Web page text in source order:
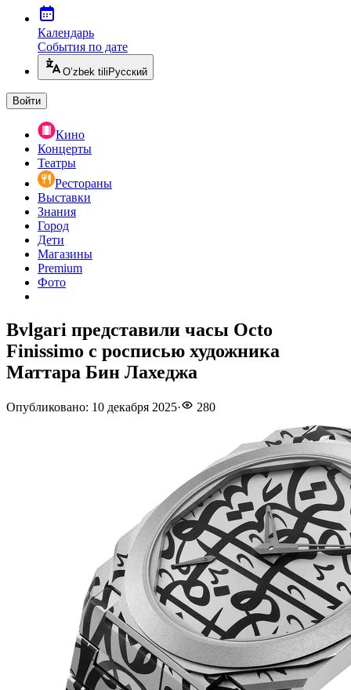
Календарь
События по дате
O’zbek tili Русский
Войти
Кино
Концерты
Театры
Рестораны
Выставки
Знания
Город
Дети
Магазины
Premium
Фото
Bvlgari представили часы Octo
Finissimo с росписью художника
Маттара Бин Лахеджа
Опубликовано: 10 декабря 2025· 280